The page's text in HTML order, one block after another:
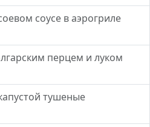
соусе в аэрогриле
перцем и луком
тушеные